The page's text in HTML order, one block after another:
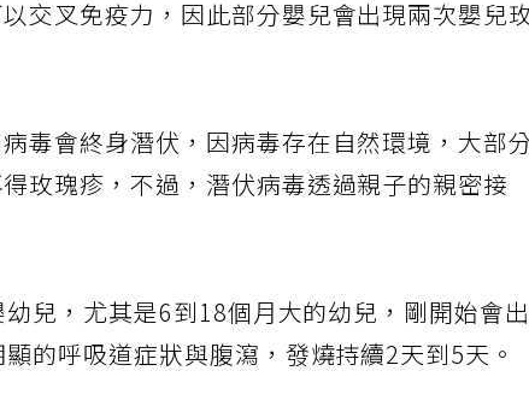
交叉免疫力，因此部分嬰兒會出現兩次嬰兒
毒會終身潛伏，因病毒存在自然環境，大部
玫瑰疹，不過，潛伏病毒透過親子的親密接
兒，尤其是6到18個月大的幼兒，剛開始會出
的呼吸道症狀與腹瀉，發燒持續2天到5天。